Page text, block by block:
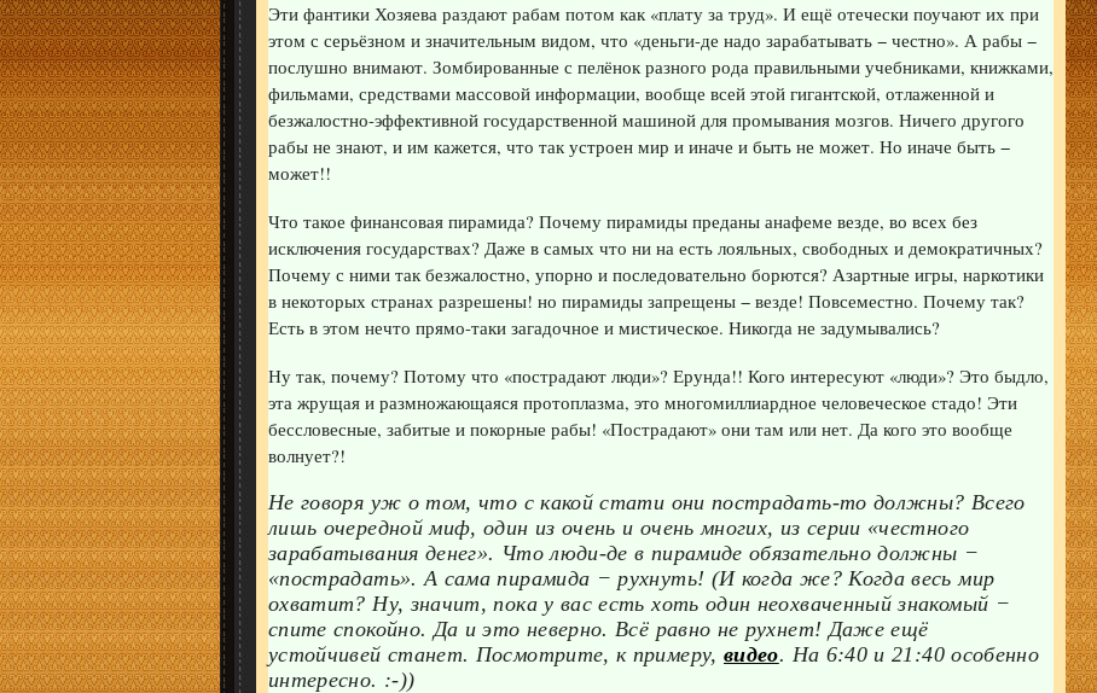
Эти фантики Хозяева раздают рабам потом как «плату за труд». И ещё отечески поучают их при
этом с серьёзном и значительным видом, что «деньги-де надо зарабатывать − честно». А рабы −
послушно внимают. Зомбированные с пелёнок разного рода правильными учебниками, книжками,
фильмами, средствами массовой информации, вообще всей этой гигантской, отлаженной и
безжалостно-эффективной государственной машиной для промывания мозгов. Ничего другого
рабы не знают, и им кажется, что так устроен мир и иначе и быть не может. Но иначе быть −
может!!
Что такое финансовая пирамида? Почему пирамиды преданы анафеме везде, во всех без
исключения государствах? Даже в самых что ни на есть лояльных, свободных и демократичных?
Почему с ними так безжалостно, упорно и последовательно борются? Азартные игры, наркотики
в некоторых странах разрешены! но пирамиды запрещены − везде! Повсеместно. Почему так?
Есть в этом нечто прямо-таки загадочное и мистическое. Никогда не задумывались?
Ну так, почему? Потому что «пострадают люди»? Ерунда!! Кого интересуют «люди»? Это быдло,
эта жрущая и размножающаяся протоплазма, это многомиллиардное человеческое стадо! Эти
бессловесные, забитые и покорные рабы! «Пострадают» они там или нет. Да кого это вообще
волнует?!
Не говоря уж о том, что с какой стати они пострадать-то должны? Всего
лишь очередной миф, один из очень и очень многих, из серии «честного
зарабатывания денег». Что люди-де в пирамиде обязательно должны −
«пострадать». А сама пирамида − рухнуть! (И когда же? Когда весь мир
охватит? Ну, значит, пока у вас есть хоть один неохваченный знакомый −
спите спокойно. Да и это неверно. Всё равно не рухнет! Даже ещё
устойчивей станет. Посмотрите, к примеру, видео. На 6:40 и 21:40 особенно
интересно. :-))